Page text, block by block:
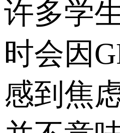
许多学
时会因
感到焦